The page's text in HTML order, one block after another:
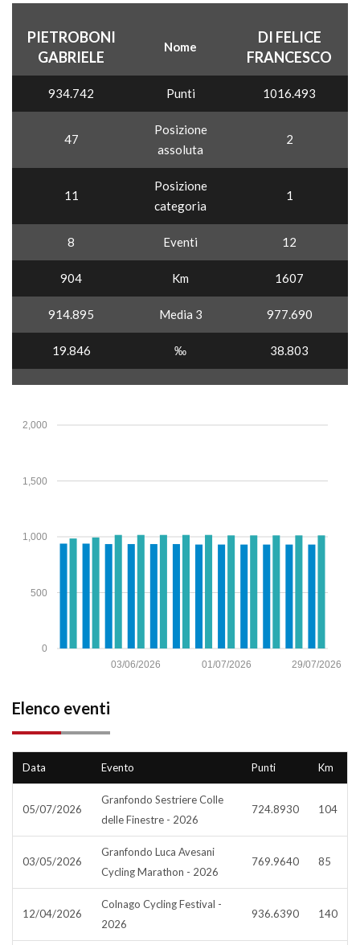
PIETROBONI
GABRIELE
Nome
DI FELICE
FRANCESCO
934.742 Punti 1016.493
47
Posizione
assoluta
2
11
Posizione
categoria
1
8 Eventi 12
904 Km 1607
914.895 Media 3 977.690
19.846 ‰ 38.803
0
500
1,000
1,500
2,000
29/07/2026
01/07/2026
03/06/2026
Elenco eventi
Data Evento Punti Km
05/07/2026
Granfondo Sestriere Colle
delle Finestre - 2026
724.8930 104
03/05/2026
Granfondo Luca Avesani
Cycling Marathon - 2026
769.9640 85
12/04/2026
Colnago Cycling Festival -
2026
936.6390 140